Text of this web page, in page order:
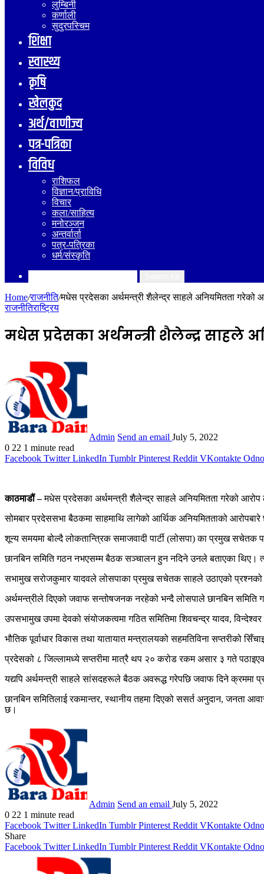
लुम्बिनी
कर्णाली
सुदुरपस्चिम
शिक्षा
स्वास्थ्य
कृषि
खेलकुद
अर्थ/वाणीज्य
पत्र-पत्रिका
विविध
राशिफल
विज्ञान/प्राविधि
विचार
कला/साहित्य
मनोरञ्जन
अन्तर्वार्ता
पत्र-पत्रिका
धर्म/संस्कृति
Home/राजनीति/मधेस प्रदेसका अर्थमन्त्री शैलेन्द्र साहले अनियमितता गरेको
राजनीतिराष्ट्रिय
मधेस प्रदेसका अर्थमन्त्री शैलेन्द्र
Admin Send an email July 5, 2022
0 22 1 minute read
Facebook Twitter LinkedIn Tumblr Pinterest Reddit VKontakte
काठमाडौं –मधेस प्रदेसका अर्थमन्त्री शैलेन्द्र साहले अनियमितता गरेको आरोप
सोमबार प्रदेससभा बैठकमा साहमाथि लागेको आर्थिक अनियमितताको आरोपबारे
शून्य समयमा बोल्दै लोकतान्त्रिक समाजवादी पार्टी (लोसपा) का प्रमुख सचेतक
छानबिन समिति गठन नभएसम्म बैठक सञ्चालन हुन नदिने उनले बताएका थिए।
सभामुख सरोजकुमार यादवले लोसपाका प्रमुख सचेतक साहले उठाएको प्रश्नको
अर्थमन्त्रीले दिएको जवाफ सन्तोषजनक नरहेको भन्दै लोसपाले छानबिन
उपसभामुख उपमा देवको संयोजकत्वमा गठित समितिमा शिवचन्द्र यादव,
भौतिक पूर्वाधार विकास तथा यातायात मन्त्रालयको सहमतिविना सप्तरीको
प्रदेसको ८ जिल्लामध्ये सप्तरीमा मात्रै थप २० करोड रकम असार ३ गते
यद्यपि अर्थमन्त्री साहले सांसदहरूले बैठक अवरूद्ध गरेपछि जवाफ दिने क्रममा
छानबिन समितिलाई रकमान्तर, स्थानीय तहमा दिएको ससर्त अनुदान, जनता
छ।
Admin Send an email July 5, 2022
0 22 1 minute read
Facebook Twitter LinkedIn Tumblr Pinterest Reddit VKontakte
Share
Facebook Twitter LinkedIn Tumblr Pinterest Reddit VKontakte